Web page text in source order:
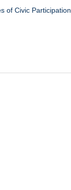
of Civic Participation